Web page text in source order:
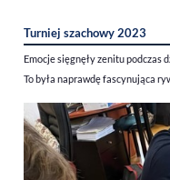
Turniej szachowy 2023
Emocje sięgnęły zenitu podczas
To była naprawdę fascynująca